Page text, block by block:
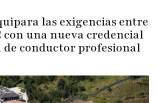
las exigencias entre
con una nueva credencial
conductor profesional